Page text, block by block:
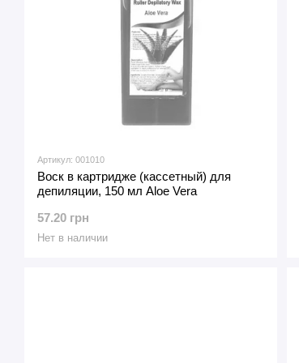
Артикул: 001010
Воск в картридже (кассетный) для
депиляции, 150 мл Aloe Vera
57.20 грн
Нет в наличии